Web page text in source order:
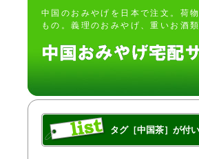
中国のおみやげを日本で注文。荷
もの。義理のおみやげ、重いお
タグ［中国茶］が付